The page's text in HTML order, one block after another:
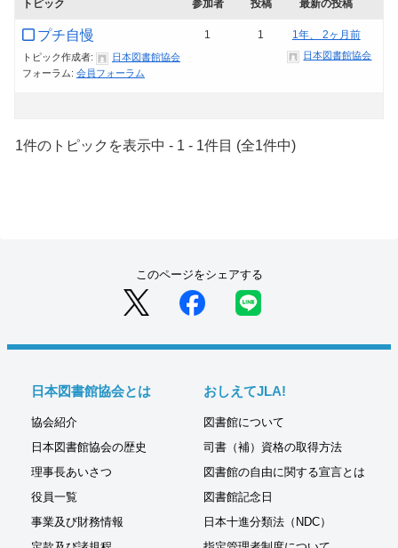
トピック 参加者 投稿 最新の投稿
プチ自慢
トピック作成者:
日本図書館協会
フォーラム: 会員フォーラム
1 1 1年、 2ヶ月前
日本図書館協会
1件のトピックを表示中 - 1 - 1件目 (全1件中)
このページをシェアする
日本図書館協会とは
協会紹介
日本図書館協会の歴史
理事長あいさつ
役員一覧
事業及び財務情報
おしえてJLA!
図書館について
司書（補）資格の取得方法
図書館の自由に関する宣言とは
図書館記念日
日本十進分類法（NDC）